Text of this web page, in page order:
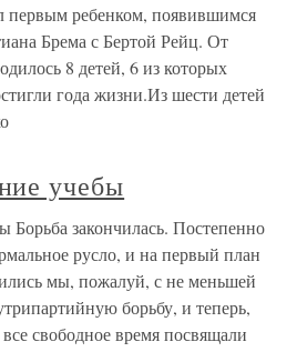
первым ребенком, появившимся
Брема с Бертой Рейц. От
8 детей, 6 из которых
года жизни.Из шести детей
учебы
Борьба закончилась. Постепенно
русло, и на первый план
мы, пожалуй, с не меньшей
борьбу, и теперь,
все свободное время посвящали